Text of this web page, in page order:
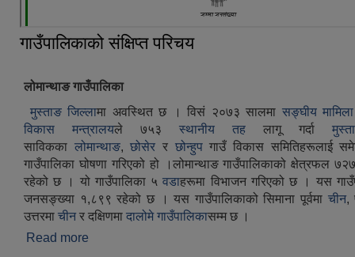
गाउँपालिकाको संक्षिप्त परिचय
लोमान्थाङ गाउँपालिका
मुस्ताङ जिल्लामा अवस्थित छ । विसं २०७३ सालमा सङ्घीय
विकास मन्त्रालयले ७५३ स्थानीय तह लागू गर्दा
साविकका लोमान्थाङ,छोसेर र छोन्हुपगाउँ विकास समितिहरूलाई
गाउँपालिका घोषणा गरिएको हो ।लोमान्थाङ गाउँपालिकाको क्षेत्रफल ७२७
रहेको छ । यो गाउँपालिका ५वडाहरूमा विभाजन गरिएको छ । यस
जनसङ्ख्या १,८९९ रहेको छ । यस गाउँपालिकाको सिमाना पूर्वमा चीन,
उत्तरमा चीन र दक्षिणमा दालोमे गाउँपालिकासम्म छ ।
Read more